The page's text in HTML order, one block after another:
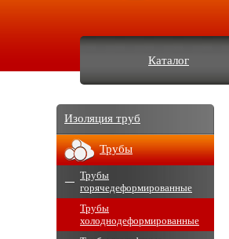
Каталог
Изоляция труб
Трубы
Трубы
горячедеформированные
Трубы
холоднодеформированные